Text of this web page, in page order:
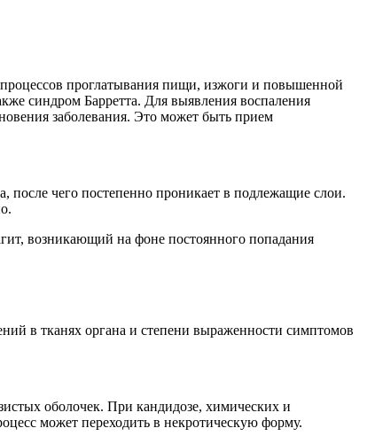
проглатывания пищи, изжоги и повышенной
синдром Барретта. Для выявления воспаления
заболевания. Это может быть прием
после чего постепенно проникает в подлежащие слои.
возникающий на фоне постоянного попадания
в тканях органа и степени выраженности симптомов
оболочек. При кандидозе, химических и
может переходить в некротическую форму.